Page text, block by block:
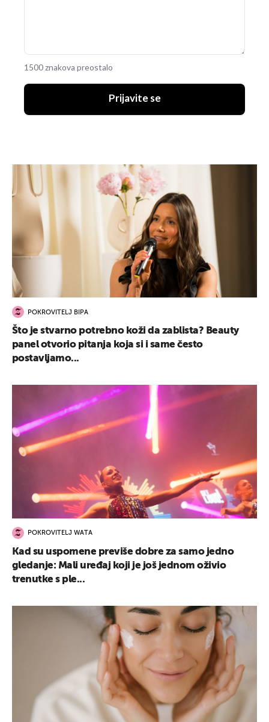
1500 znakova preostalo
Prijavite se
POKROVITELJ BIPA
Što je stvarno potrebno koži da zablista? Beauty
panel otvorio pitanja koja si i same često
postavljamo...
POKROVITELJ WATA
Kad su uspomene previše dobre za samo jedno
gledanje: Mali uređaj koji je još jednom oživio
trenutke s ple...